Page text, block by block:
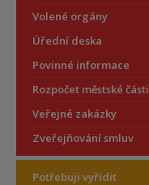
Volené orgány
Úřední deska
Povinné informace
Rozpočet městské části
Veřejné zakázky
Zveřejňování smluv
Potřebuji vyřídit